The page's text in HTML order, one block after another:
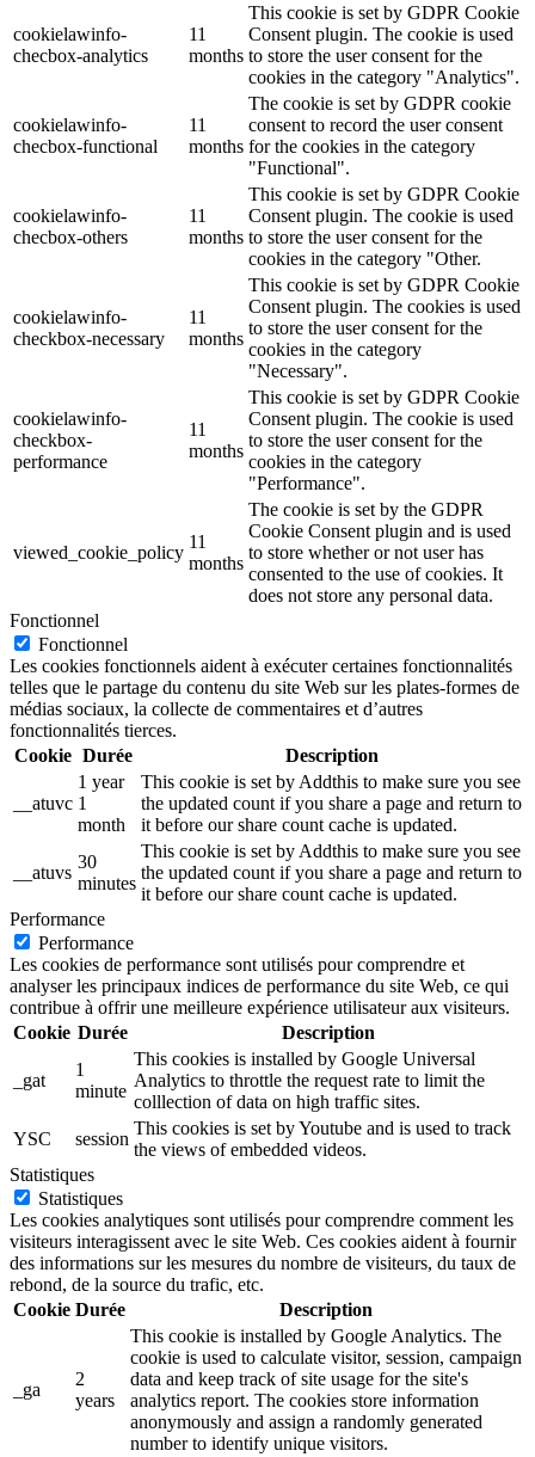
cookielawinfo-
checbox-analytics
11
months
This cookie is set by GDPR Cookie
Consent plugin. The cookie is used
to store the user consent for the
cookies in the category "Analytics".
cookielawinfo-
checbox-functional
11
months
The cookie is set by GDPR cookie
consent to record the user consent
for the cookies in the category
"Functional".
cookielawinfo-
checbox-others
11
months
This cookie is set by GDPR Cookie
Consent plugin. The cookie is used
to store the user consent for the
cookies in the category "Other.
cookielawinfo-
checkbox-necessary
11
months
This cookie is set by GDPR Cookie
Consent plugin. The cookies is used
to store the user consent for the
cookies in the category
"Necessary".
cookielawinfo-
checkbox-
performance
11
months
This cookie is set by GDPR Cookie
Consent plugin. The cookie is used
to store the user consent for the
cookies in the category
"Performance".
viewed_cookie_policy
11
months
The cookie is set by the GDPR
Cookie Consent plugin and is used
to store whether or not user has
consented to the use of cookies. It
does not store any personal data.
Fonctionnel
Fonctionnel
Les cookies fonctionnels aident à exécuter certaines fonctionnalités
telles que le partage du contenu du site Web sur les plates-formes de
médias sociaux, la collecte de commentaires et d’autres
fonctionnalités tierces.
Cookie Durée Description
__atuvc
1 year
1
month
This cookie is set by Addthis to make sure you see
the updated count if you share a page and return to
it before our share count cache is updated.
__atuvs
30
minutes
This cookie is set by Addthis to make sure you see
the updated count if you share a page and return to
it before our share count cache is updated.
Performance
Performance
Les cookies de performance sont utilisés pour comprendre et
analyser les principaux indices de performance du site Web, ce qui
contribue à offrir une meilleure expérience utilisateur aux visiteurs.
Cookie Durée Description
_gat
1
minute
This cookies is installed by Google Universal
Analytics to throttle the request rate to limit the
colllection of data on high traffic sites.
YSC
session
This cookies is set by Youtube and is used to track
the views of embedded videos.
Statistiques
Statistiques
Les cookies analytiques sont utilisés pour comprendre comment les
visiteurs interagissent avec le site Web. Ces cookies aident à fournir
des informations sur les mesures du nombre de visiteurs, du taux de
rebond, de la source du trafic, etc.
Cookie Durée Description
_ga
2
years
This cookie is installed by Google Analytics. The
cookie is used to calculate visitor, session, campaign
data and keep track of site usage for the site's
analytics report. The cookies store information
anonymously and assign a randomly generated
number to identify unique visitors.